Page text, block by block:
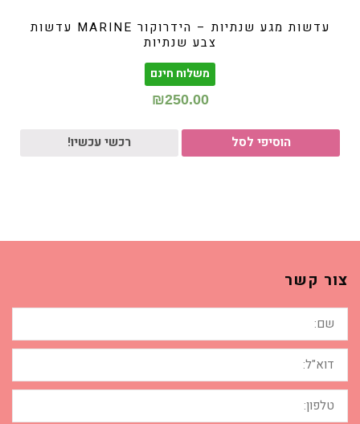
עדשות מגע שנתיות – הידרוקור MARINE עדשות
צבע שנתיות
משלוח חינם
₪250.00
הוסיפי לסל רכשי עכשיו!
צור קשר
שם:
דוא"ל:
טלפון: